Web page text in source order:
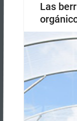
Las
alta